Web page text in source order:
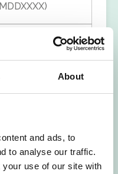
About
and ads, to
to analyse our traffic.
use of our site with